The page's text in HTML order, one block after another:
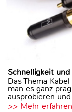
Schnelligkeit
Das Thema
man es ganz
ausprobieren
>> Mehr erfahren